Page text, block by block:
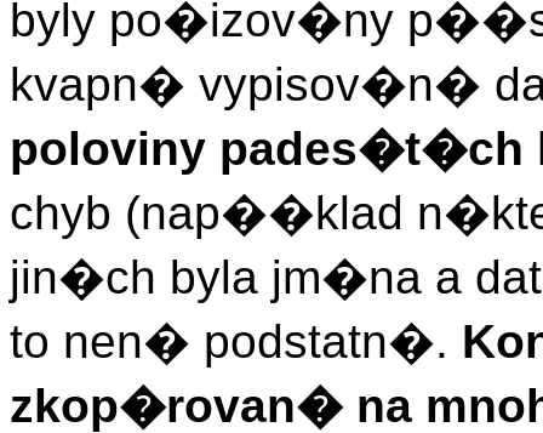
byly po�izov�ny
kvapn� vypisov�n�
poloviny pades�t�ch
chyb (nap��klad
jin�ch byla jm�na a
to nen� podstatn�.
zkop�rovan� na